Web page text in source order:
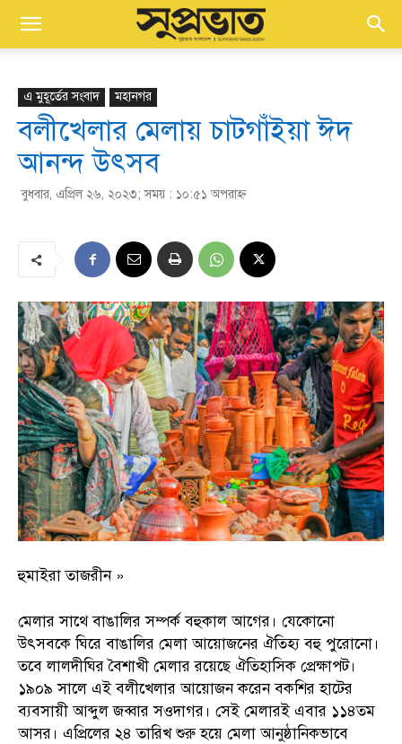
এ মুহূর্তের সংবাদ মহানগর
বলীখেলার মেলায় চাটগাঁইয়া ঈদ
আনন্দ উৎসব
বুধবার, এপ্রিল ২৬, ২০২৩; সময় : ১০:৫১ অপরাহ্ণ
হুমাইরা তাজরীন »
মেলার সাথে বাঙালির সম্পর্ক বহুকাল আগের। যেকোনো
উৎসবকে ঘিরে বাঙালির মেলা আয়োজনের ঐতিহ্য বহু পুরোনো।
তবে লালদীঘির বৈশাখী মেলার রয়েছে ঐতিহাসিক প্রেক্ষাপট।
১৯০৯ সালে এই বলীখেলার আয়োজন করেন বকশির হাটের
ব্যবসায়ী আব্দুল জব্বার সওদাগর। সেই মেলারই এবার ১১৪তম
আসর। এপ্রিলের ২৪ তারিখ শুরু হয়ে মেলা আনুষ্ঠানিকভাবে